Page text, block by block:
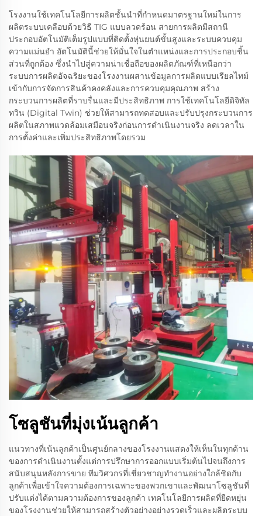
โรงงานใช้เทคโนโลยีการผลิตชั้นนำที่กำหนดมาตรฐานใหม่ในการ
ผลิตระบบเคลือบด้วยวิธี TIG แบบลวดร้อน สายการผลิตมีสถานี
ประกอบอัตโนมัติเต็มรูปแบบที่ติดตั้งหุ่นยนต์ขั้นสูงและระบบควบคุม
ความแม่นยำ อัตโนมัตินี้ช่วยให้มั่นใจในตำแหน่งและการประกอบชิ้น
ส่วนที่ถูกต้อง ซึ่งนำไปสู่ความน่าเชื่อถือของผลิตภัณฑ์ที่เหนือกว่า
ระบบการผลิตอัจฉริยะของโรงงานผสานข้อมูลการผลิตแบบเรียลไทม์
เข้ากับการจัดการสินค้าคงคลังและการควบคุมคุณภาพ สร้าง
กระบวนการผลิตที่ราบรื่นและมีประสิทธิภาพ การใช้เทคโนโลยีดิจิทัล
ทวิน (Digital Twin) ช่วยให้สามารถทดสอบและปรับปรุงกระบวนการ
ผลิตในสภาพแวดล้อมเสมือนจริงก่อนการดำเนินงานจริง ลดเวลาใน
การตั้งค่าและเพิ่มประสิทธิภาพโดยรวม
โซลูชันที่มุ่งเน้นลูกค้า
แนวทางที่เน้นลูกค้าเป็นศูนย์กลางของโรงงานแสดงให้เห็นในทุกด้าน
ของการดำเนินงานตั้งแต่การปรึกษาการออกแบบเริ่มต้นไปจนถึงการ
สนับสนุนหลังการขาย ทีมวิศวกรที่เชี่ยวชาญทำงานอย่างใกล้ชิดกับ
ลูกค้าเพื่อเข้าใจความต้องการเฉพาะของพวกเขาและพัฒนาโซลูชันที่
ปรับแต่งได้ตามความต้องการของลูกค้า เทคโนโลยีการผลิตที่ยืดหยุ่น
ของโรงงานช่วยให้สามารถสร้างตัวอย่างอย่างรวดเร็วและผลิตระบบ